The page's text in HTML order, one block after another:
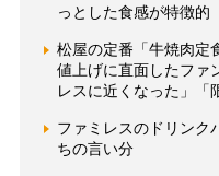
っとした食感が特徴的
松屋の定番「牛焼肉定
値上げに直面したフ
レスに近くなった」「
ファミレスのドリンク
ちの言い分